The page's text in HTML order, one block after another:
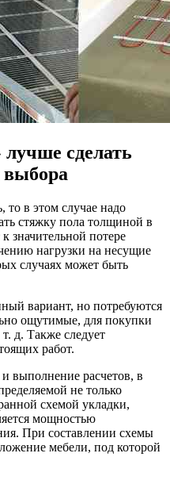
сделать
то в этом случае надо
стяжку пола толщиной в
значительной потере
нагрузки на несущие
случаях может быть
вариант, но потребуются
ощутимые, для покупки
д. Также следует
работ.
выполнение расчетов, в
не только
схемой укладки,
мощностью
При составлении схемы
мебели, под которой